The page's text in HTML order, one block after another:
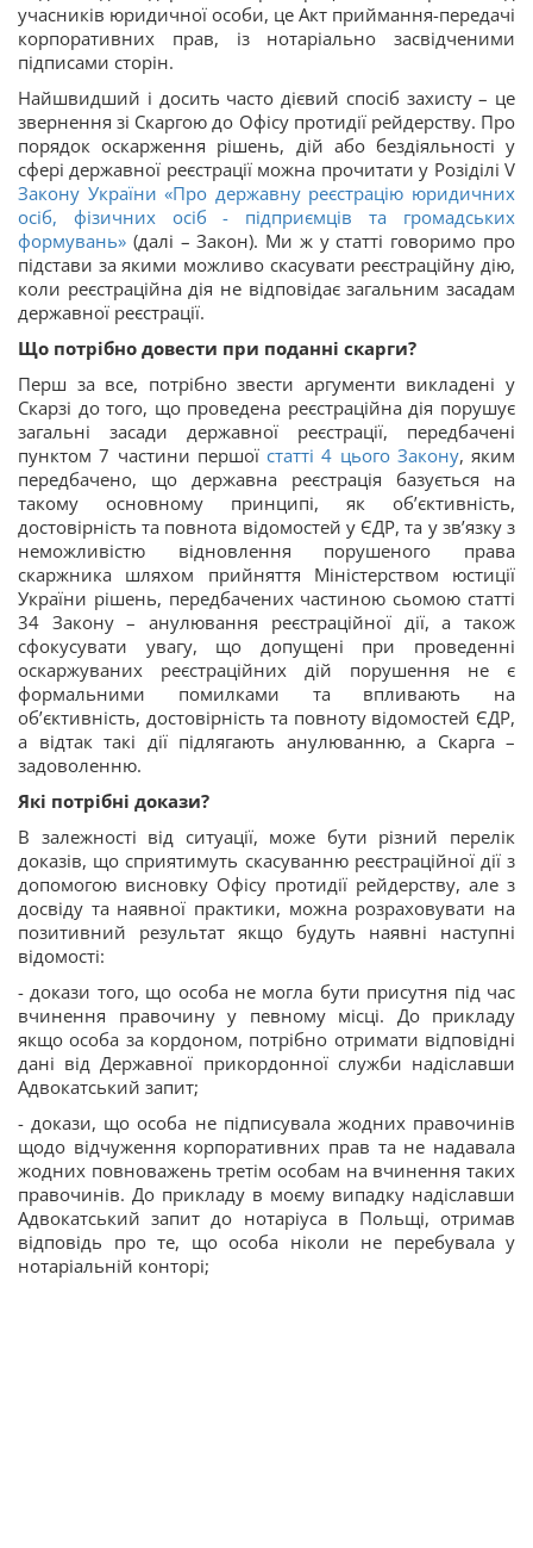
учасників юридичної особи, це Акт приймання-передачі
корпоративних прав, із нотаріально засвідченими
підписами сторін.
Найшвидший і досить часто дієвий спосіб захисту – це
звернення зі Скаргою до Офісу протидії рейдерству. Про
порядок оскарження рішень, дій або бездіяльності у
сфері державної реєстрації можна прочитати у Розіділі V
Закону України «Про державну реєстрацію юридичних
осіб, фізичних осіб - підприємців та громадських
формувань» (далі – Закон). Ми ж у статті говоримо про
підстави за якими можливо скасувати реєстраційну дію,
коли реєстраційна дія не відповідає загальним засадам
державної реєстрації.
Що потрібно довести при поданні скарги?
Перш за все, потрібно звести аргументи викладені у
Скарзі до того, що проведена реєстраційна дія порушує
загальні засади державної реєстрації, передбачені
пунктом 7 частини першої статті 4 цього Закону, яким
передбачено, що державна реєстрація базується на
такому основному принципі, як об’єктивність,
достовірність та повнота відомостей у ЄДР, та у зв’язку з
неможливістю відновлення порушеного права
скаржника шляхом прийняття Міністерством юстиції
України рішень, передбачених частиною сьомою статті
34 Закону – анулювання реєстраційної дії, а також
сфокусувати увагу, що допущені при проведенні
оскаржуваних реєстраційних дій порушення не є
формальними помилками та впливають на
об’єктивність, достовірність та повноту відомостей ЄДР,
а відтак такі дії підлягають анулюванню, а Скарга –
задоволенню.
Які потрібні докази?
В залежності від ситуації, може бути різний перелік
доказів, що сприятимуть скасуванню реєстраційної дії з
допомогою висновку Офісу протидії рейдерству, але з
досвіду та наявної практики, можна розраховувати на
позитивний результат якщо будуть наявні наступні
відомості:
- докази того, що особа не могла бути присутня під час
вчинення правочину у певному місці. До прикладу
якщо особа за кордоном, потрібно отримати відповідні
дані від Державної прикордонної служби надіславши
Адвокатський запит;
- докази, що особа не підписувала жодних правочинів
щодо відчуження корпоративних прав та не надавала
жодних повноважень третім особам на вчинення таких
правочинів. До прикладу в моєму випадку надіславши
Адвокатський запит до нотаріуса в Польщі, отримав
відповідь про те, що особа ніколи не перебувала у
нотаріальній конторі;